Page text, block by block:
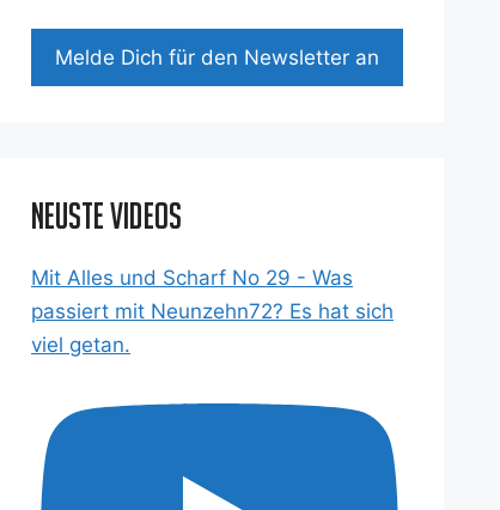
Mel­de Dich für den News­let­ter an
Neuste Videos
Mit Alles und Scharf No 29 - Was
passiert mit Neunzehn72? Es hat sich
viel getan.